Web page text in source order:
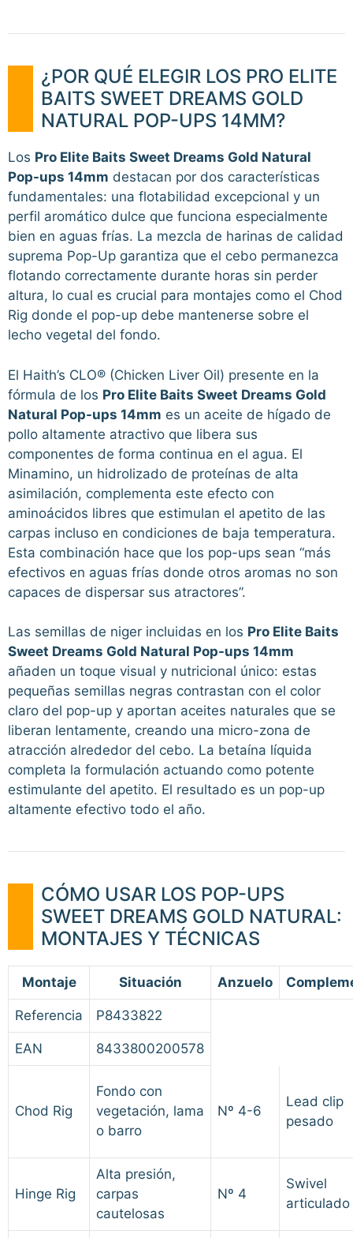
¿POR QUÉ ELEGIR LOS PRO ELITE
BAITS SWEET DREAMS GOLD
NATURAL POP-UPS 14MM?
Los Pro Elite Baits Sweet Dreams Gold Natural
Pop-ups 14mm destacan por dos características
fundamentales: una flotabilidad excepcional y un
perfil aromático dulce que funciona especialmente
bien en aguas frías. La mezcla de harinas de calidad
suprema Pop-Up garantiza que el cebo permanezca
flotando correctamente durante horas sin perder
altura, lo cual es crucial para montajes como el Chod
Rig donde el pop-up debe mantenerse sobre el
lecho vegetal del fondo.
El Haith’s CLO® (Chicken Liver Oil) presente en la
fórmula de los Pro Elite Baits Sweet Dreams Gold
Natural Pop-ups 14mm es un aceite de hígado de
pollo altamente atractivo que libera sus
componentes de forma continua en el agua. El
Minamino, un hidrolizado de proteínas de alta
asimilación, complementa este efecto con
aminoácidos libres que estimulan el apetito de las
carpas incluso en condiciones de baja temperatura.
Esta combinación hace que los pop-ups sean “más
efectivos en aguas frías donde otros aromas no son
capaces de dispersar sus atractores”.
Las semillas de niger incluidas en los Pro Elite Baits
Sweet Dreams Gold Natural Pop-ups 14mm
añaden un toque visual y nutricional único: estas
pequeñas semillas negras contrastan con el color
claro del pop-up y aportan aceites naturales que se
liberan lentamente, creando una micro-zona de
atracción alrededor del cebo. La betaína líquida
completa la formulación actuando como potente
estimulante del apetito. El resultado es un pop-up
altamente efectivo todo el año.
CÓMO USAR LOS POP-UPS
SWEET DREAMS GOLD NATURAL:
MONTAJES Y TÉCNICAS
Referencia P8433822
EAN 8433800200578
Montaje Situación Anzuelo
Chod Rig
Fondo con
vegetación, lama
o barro
Nº 4-6
Lead clip
pesado
Hinge Rig
Alta presión,
carpas
cautelosas
Nº 4
Swivel
articulado